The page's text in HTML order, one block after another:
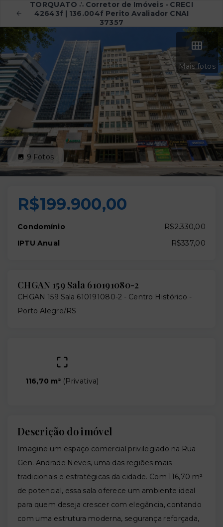
TORQUATO ∴ Corretor de Imóveis - CRECI
42643f | 136.004f Perito Avaliador CNAI
37357
Mais fotos
9 Fotos
R$199.900,00
Condomínio
R$2.330,00
IPTU Anual
R$337,00
CHGAN 159 Sala 610191080-2
CHGAN 159 Sala 610191080-2 - Centro Histórico -
Porto Alegre/RS
116,70 m² (Privativa)
Descrição do imóvel
Imagine um espaço comercial privilegiado na Rua
Gen. Andrade Neves, uma das regiões mais
tradicionais e estratégicas da cidade. Com 116,70 m²
de potencial, essa sala oferece um ambiente ideal
para quem deseja crescer com elegância, contando
com uma estrutura moderna, segurança reforçada,